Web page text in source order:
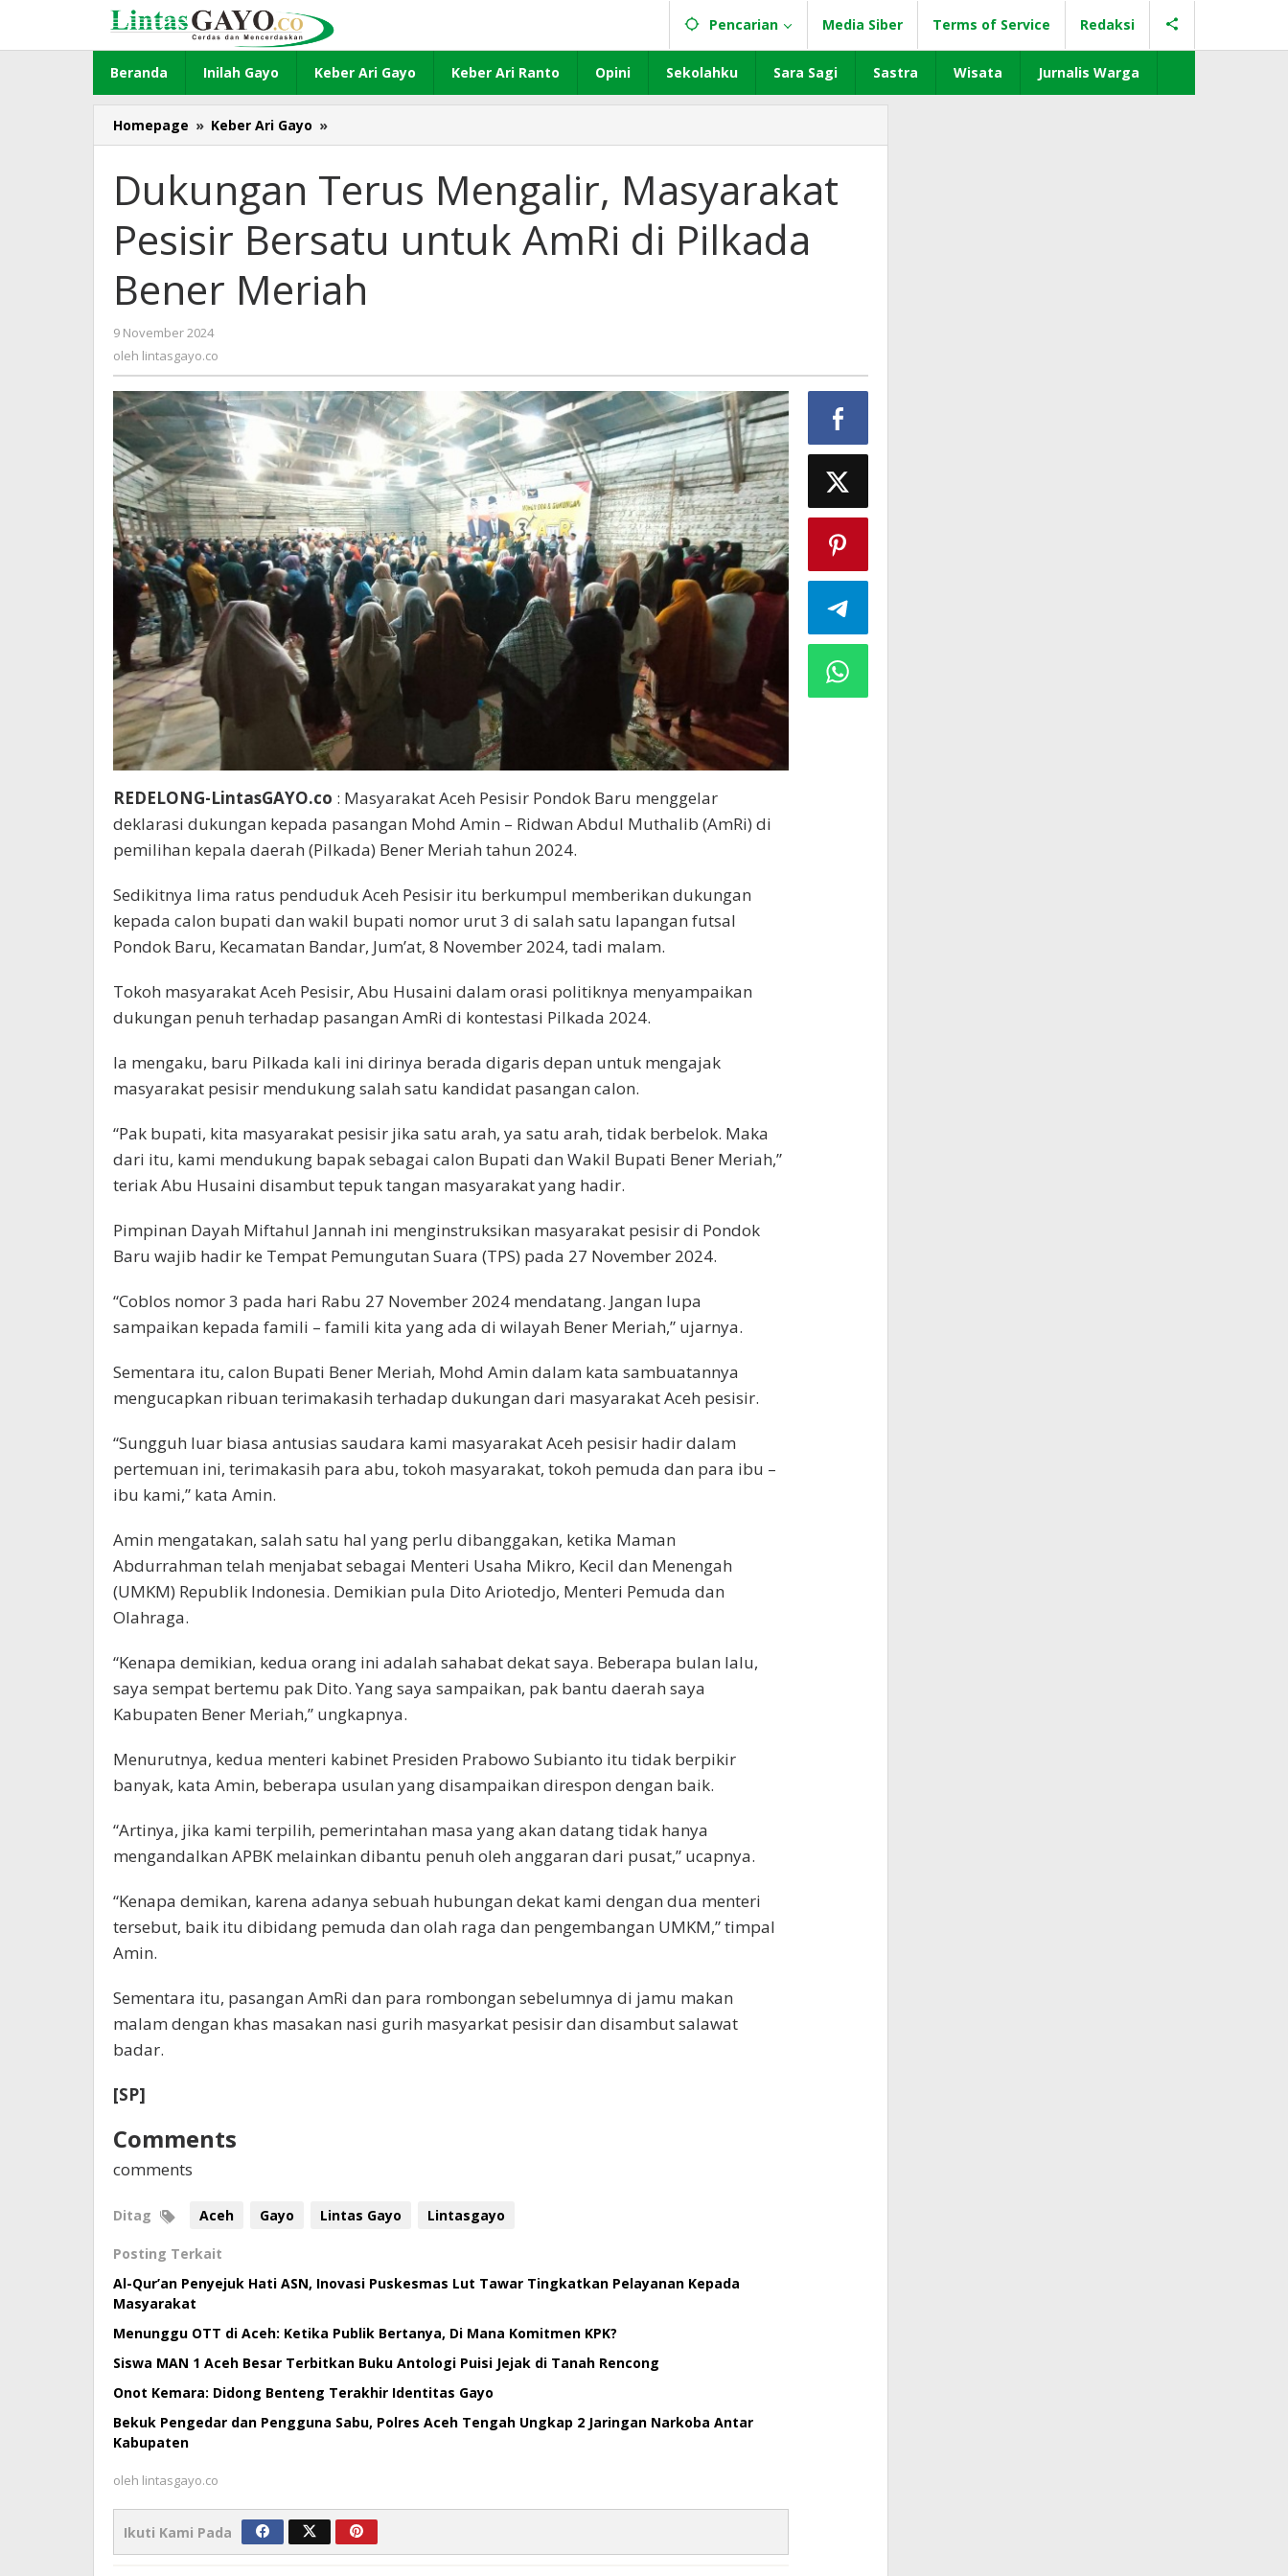
konten
Pencarian Media Siber Terms of Service Redaksi
Beranda Inilah Gayo Keber Ari Gayo Keber Ari Ranto Opini Sekolahku Sara Sagi Sastra Wisata Jurnalis Warga
Homepage » Keber Ari Gayo »
Terus
Masyarakat
Pesisir
Bersatu
untuk
di
Pilkada
Dukungan Terus Mengalir, Masyarakat
Pesisir Bersatu untuk AmRi di Pilkada
Bener Meriah
9 November 2024
oleh lintasgayo.co
REDELONG-LintasGAYO.co : Masyarakat Aceh Pesisir Pondok Baru menggelar
deklarasi dukungan kepada pasangan Mohd Amin – Ridwan Abdul Muthalib (AmRi) di
pemilihan kepala daerah (Pilkada) Bener Meriah tahun 2024.
Sedikitnya lima ratus penduduk Aceh Pesisir itu berkumpul memberikan dukungan
kepada calon bupati dan wakil bupati nomor urut 3 di salah satu lapangan futsal
Pondok Baru, Kecamatan Bandar, Jum’at, 8 November 2024, tadi malam.
Tokoh masyarakat Aceh Pesisir, Abu Husaini dalam orasi politiknya menyampaikan
dukungan penuh terhadap pasangan AmRi di kontestasi Pilkada 2024.
Ia mengaku, baru Pilkada kali ini dirinya berada digaris depan untuk mengajak
masyarakat pesisir mendukung salah satu kandidat pasangan calon.
“Pak bupati, kita masyarakat pesisir jika satu arah, ya satu arah, tidak berbelok. Maka
dari itu, kami mendukung bapak sebagai calon Bupati dan Wakil Bupati Bener Meriah,”
teriak Abu Husaini disambut tepuk tangan masyarakat yang hadir.
Pimpinan Dayah Miftahul Jannah ini menginstruksikan masyarakat pesisir di Pondok
Baru wajib hadir ke Tempat Pemungutan Suara (TPS) pada 27 November 2024.
“Coblos nomor 3 pada hari Rabu 27 November 2024 mendatang. Jangan lupa
sampaikan kepada famili – famili kita yang ada di wilayah Bener Meriah,” ujarnya.
Sementara itu, calon Bupati Bener Meriah, Mohd Amin dalam kata sambuatannya
mengucapkan ribuan terimakasih terhadap dukungan dari masyarakat Aceh pesisir.
“Sungguh luar biasa antusias saudara kami masyarakat Aceh pesisir hadir dalam
pertemuan ini, terimakasih para abu, tokoh masyarakat, tokoh pemuda dan para ibu –
ibu kami,” kata Amin.
Amin mengatakan, salah satu hal yang perlu dibanggakan, ketika Maman
Abdurrahman telah menjabat sebagai Menteri Usaha Mikro, Kecil dan Menengah
(UMKM) Republik Indonesia. Demikian pula Dito Ariotedjo, Menteri Pemuda dan
Olahraga.
“Kenapa demikian, kedua orang ini adalah sahabat dekat saya. Beberapa bulan lalu,
saya sempat bertemu pak Dito. Yang saya sampaikan, pak bantu daerah saya
Kabupaten Bener Meriah,” ungkapnya.
Menurutnya, kedua menteri kabinet Presiden Prabowo Subianto itu tidak berpikir
banyak, kata Amin, beberapa usulan yang disampaikan direspon dengan baik.
“Artinya, jika kami terpilih, pemerintahan masa yang akan datang tidak hanya
mengandalkan APBK melainkan dibantu penuh oleh anggaran dari pusat,” ucapnya.
“Kenapa demikan, karena adanya sebuah hubungan dekat kami dengan dua menteri
tersebut, baik itu dibidang pemuda dan olah raga dan pengembangan UMKM,” timpal
Amin.
Sementara itu, pasangan AmRi dan para rombongan sebelumnya di jamu makan
malam dengan khas masakan nasi gurih masyarkat pesisir dan disambut salawat
badar.
[SP]
Comments
comments
Ditag Aceh Gayo Lintas Gayo Lintasgayo
Posting Terkait
Al-Qur’an Penyejuk Hati ASN, Inovasi Puskesmas Lut Tawar Tingkatkan Pelayanan Kepada
Masyarakat
Menunggu OTT di Aceh: Ketika Publik Bertanya, Di Mana Komitmen KPK?
Siswa MAN 1 Aceh Besar Terbitkan Buku Antologi Puisi Jejak di Tanah Rencong
Onot Kemara: Didong Benteng Terakhir Identitas Gayo
Bekuk Pengedar dan Pengguna Sabu, Polres Aceh Tengah Ungkap 2 Jaringan Narkoba Antar
Kabupaten
oleh lintasgayo.co
Ikuti Kami Pada